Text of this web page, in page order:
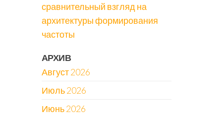
сравнительный взгляд на
архитектуры формирования
частоты
АРХИВ
Август 2026
Июль 2026
Июнь 2026